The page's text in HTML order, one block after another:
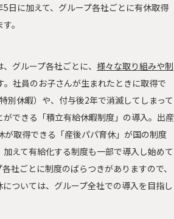
日に加えて、グループ各社ごとに有休取得
。
グループ各社ごとに、 様々な取り組みや制
。社員のお子さんが生まれたときに取得で
別休暇）や、付与後2年で消滅してしまって
できる「積立有給休暇制度」の導入。出産
が取得できる「産後パパ育休」が国の制度
えて有給化する制度も一部で導入し始めて
社ごとに制度のばらつきがありますので、
ついては、グループ全社での導入を目指し